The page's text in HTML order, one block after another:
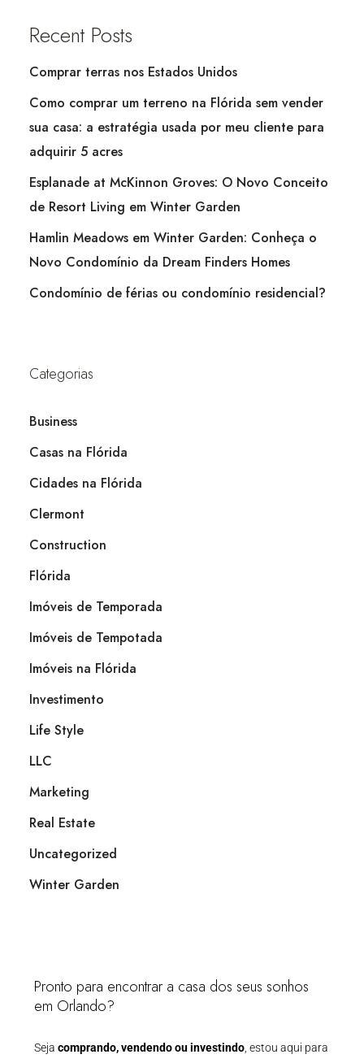
Recent Posts
Comprar terras nos Estados Unidos
Como comprar um terreno na Flórida sem vender
sua casa: a estratégia usada por meu cliente para
adquirir 5 acres
Esplanade at McKinnon Groves: O Novo Conceito
de Resort Living em Winter Garden
Hamlin Meadows em Winter Garden: Conheça o
Novo Condomínio da Dream Finders Homes
Condomínio de férias ou condomínio residencial?
Categorias
Business
Casas na Flórida
Cidades na Flórida
Clermont
Construction
Flórida
Imóveis de Temporada
Imóveis de Tempotada
Imóveis na Flórida
Investimento
Life Style
LLC
Marketing
Real Estate
Uncategorized
Winter Garden
Pronto para encontrar a casa dos seus sonhos
em Orlando?
Seja comprando, vendendo ou investindo , estou aqui para